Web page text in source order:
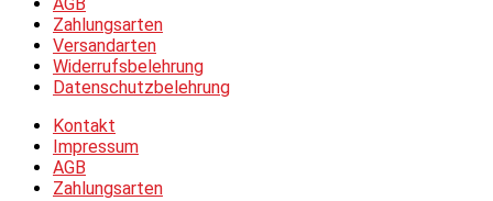
Zahlungsarten
Versandarten
Widerrufsbelehrung
Datenschutzbelehrung
Kontakt
Impressum
AGB
Zahlungsarten